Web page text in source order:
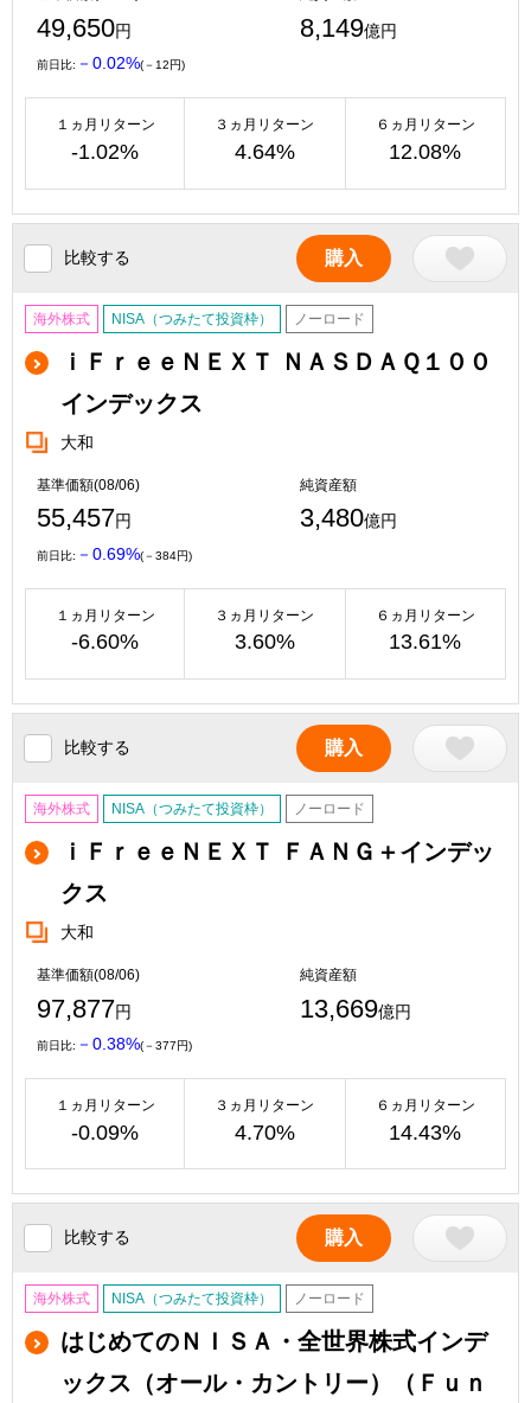
49,650円 8,149億円
前日比: －0.02%(－12円)
１ヵ月リターン
-1.02%
３ヵ月リターン
4.64%
６ヵ月リターン
12.08%
比較する 購入
海外株式 NISA（つみたて投資枠） ノーロード
ｉＦｒｅｅＮＥＸＴ ＮＡＳＤＡＱ１００
インデックス
大和
基準価額(08/06)
55,457円
純資産額
3,480億円
前日比: －0.69%(－384円)
１ヵ月リターン
-6.60%
３ヵ月リターン
3.60%
６ヵ月リターン
13.61%
比較する 購入
海外株式 NISA（つみたて投資枠） ノーロード
ｉＦｒｅｅＮＥＸＴ ＦＡＮＧ＋インデッ
クス
大和
基準価額(08/06)
97,877円
純資産額
13,669億円
前日比: －0.38%(－377円)
１ヵ月リターン
-0.09%
３ヵ月リターン
4.70%
６ヵ月リターン
14.43%
比較する 購入
海外株式 NISA（つみたて投資枠） ノーロード
はじめてのＮＩＳＡ・全世界株式インデ
ックス（オール・カントリー）（Ｆｕｎ